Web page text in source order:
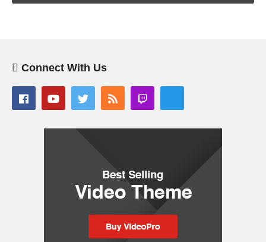
Connect With Us